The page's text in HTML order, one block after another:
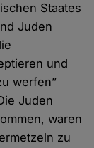
Staates
Juden
und
werfen”
Juden
waren
zu